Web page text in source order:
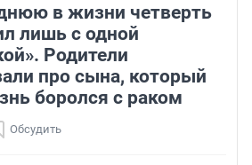
в жизни четверть
лишь с одной
Родители
про сына, который
боролся с раком
Обсудить